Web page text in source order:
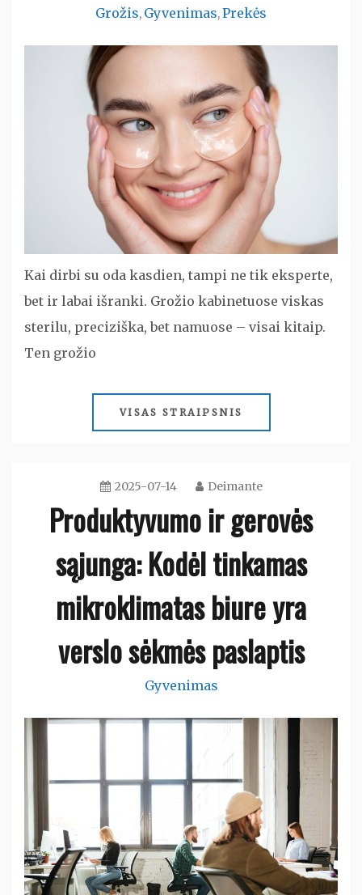
Grožis, Gyvenimas,Prekės
Kai dirbi su oda kasdien, tampi ne tik eksperte,
bet ir labai išranki. Grožio kabinetuose viskas
sterilu, preciziška, bet namuose – visai kitaip.
Ten grožio
VISAS STRAIPSNIS
2025-07-14 Deimante
Produktyvumo ir gerovės
sąjunga: Kodėl tinkamas
mikroklimatas biure yra
verslo sėkmės paslaptis
Gyvenimas